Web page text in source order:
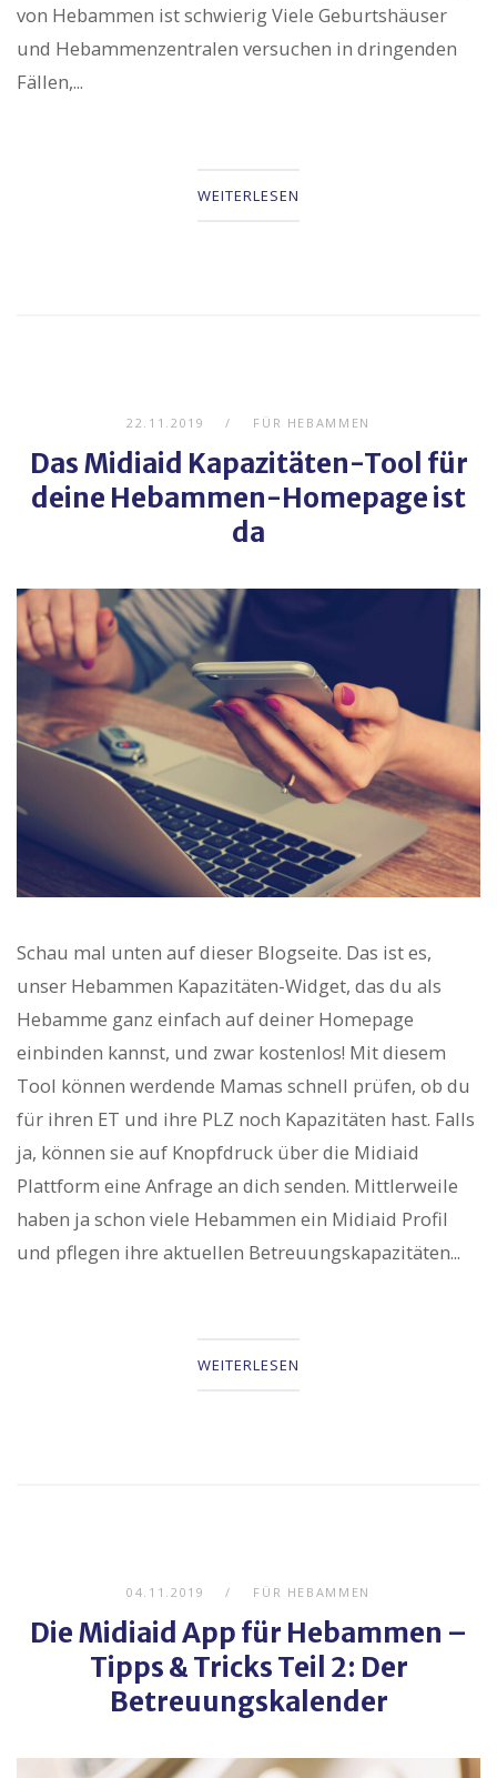
von Hebammen ist schwierig Viele Geburtshäuser
und Hebammenzentralen versuchen in dringenden
Fällen,...
WEITERLESEN
22.11.2019 FÜR HEBAMMEN
Das Midiaid Kapazitäten-Tool für
deine Hebammen-Homepage ist
da
Schau mal unten auf dieser Blogseite. Das ist es,
unser Hebammen Kapazitäten-Widget, das du als
Hebamme ganz einfach auf deiner Homepage
einbinden kannst, und zwar kostenlos! Mit diesem
Tool können werdende Mamas schnell prüfen, ob du
für ihren ET und ihre PLZ noch Kapazitäten hast. Falls
ja, können sie auf Knopfdruck über die Midiaid
Plattform eine Anfrage an dich senden. Mittlerweile
haben ja schon viele Hebammen ein Midiaid Profil
und pflegen ihre aktuellen Betreuungskapazitäten...
WEITERLESEN
04.11.2019 FÜR HEBAMMEN
Die Midiaid App für Hebammen –
Tipps & Tricks Teil 2: Der
Betreuungskalender